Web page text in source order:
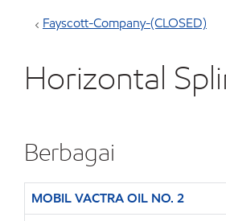
Fayscott-Company-(CLOSED)
Horizontal
Berbagai
MOBIL VACTRA OIL NO. 2